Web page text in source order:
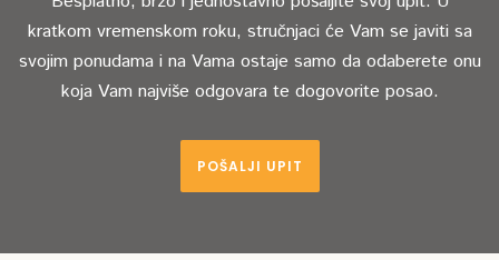
kratkom vremenskom roku, stručnjaci će Vam se javiti sa
svojim ponudama i na Vama ostaje samo da odaberete onu
koja Vam najviše odgovara te dogovorite posao.
POŠALJI UPIT